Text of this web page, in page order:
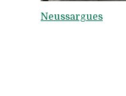
Neussargues